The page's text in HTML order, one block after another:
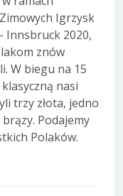
Igrzysk
Innsbruck 2020,
znów
W biegu na 15
nasi
trzy złota, jedno
Podajemy
Polaków.